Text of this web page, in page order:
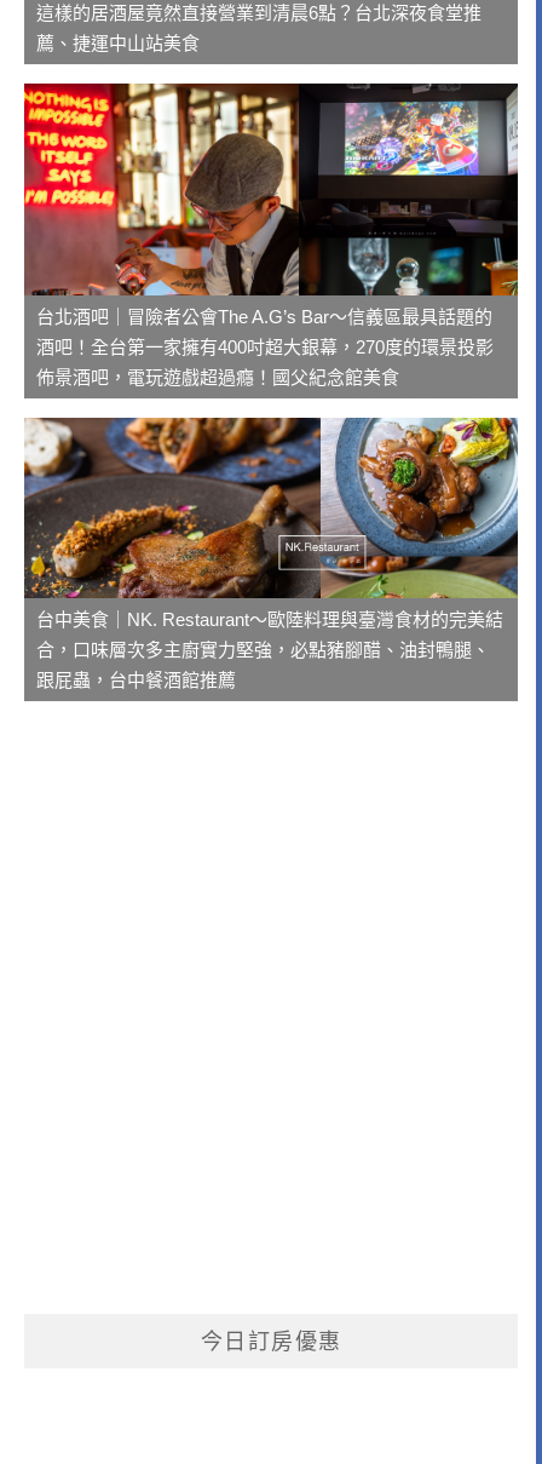
這樣的居酒屋竟然直接營業到清晨6點？台北深夜食堂推
薦、捷運中山站美食
台北酒吧｜冒險者公會The A.G’s Bar～信義區最具話題的
酒吧！全台第一家擁有400吋超大銀幕，270度的環景投影
佈景酒吧，電玩遊戲超過癮！國父紀念館美食
台中美食｜NK. Restaurant～歐陸料理與臺灣食材的完美結
合，口味層次多主廚實力堅強，必點豬腳醋、油封鴨腿、
跟屁蟲，台中餐酒館推薦
今日訂房優惠